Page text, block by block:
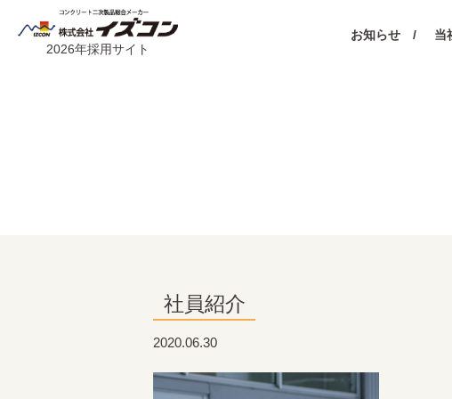
2026年採用サイト
お知らせ / 当
社員紹介
2020.06.30